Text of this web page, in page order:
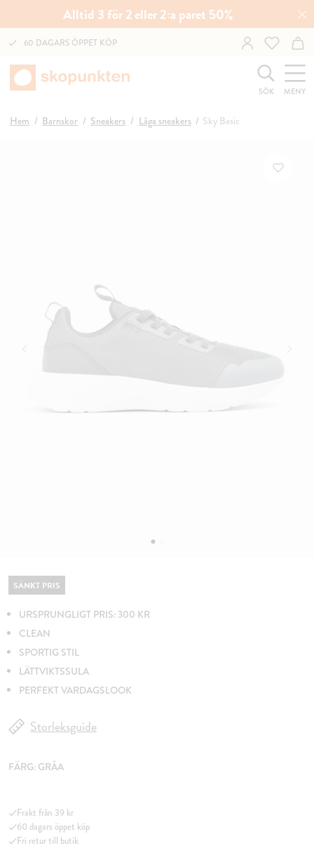
Alltid 3 för 2 eller 2:a paret 50%
60 DAGARS ÖPPET KÖP
SÖK MENY
Hem Barnskor Sneakers Låga sneakers Sky Basic
SÄNKT PRIS
URSPRUNGLIGT PRIS: 300 KR
CLEAN
SPORTIG STIL
LÄTTVIKTSSULA
PERFEKT VARDAGSLOOK
Storleksguide
FÄRG: GRÅA
Frakt från 39 kr
60 dagars öppet köp
Fri retur till butik